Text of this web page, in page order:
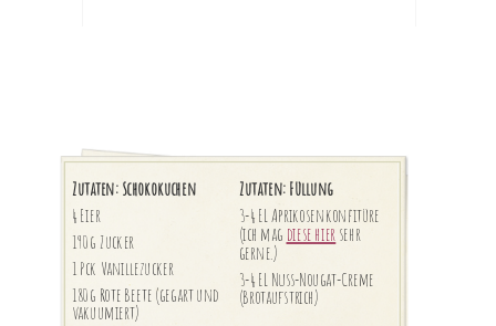
Zutaten: Schokokuchen
4 Eier
190 g Zucker
1 Pck Vanillezucker
180 g Rote Beete (gegart und
vakuumiert)
Zutaten: Füllung
3-4 EL Aprikosenkonfitüre
(ich mag diese hier sehr
gerne.)
3-4 EL Nuss-Nougat-Creme
(Brotaufstrich)